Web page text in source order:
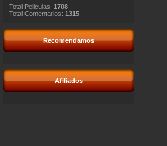
Total Peliculas: 1708
Total Comentarios: 1315
Recomendamos
Afiliados